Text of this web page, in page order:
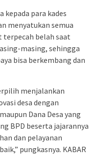
para kades
menyatukan semua
terpecah belah saat
masing, sehingga
bisa berkembang dan
menjalankan
desa dengan
Dana Desa yang
BPD beserta jajarannya
dan pelayanan
pungkasnya. KABAR